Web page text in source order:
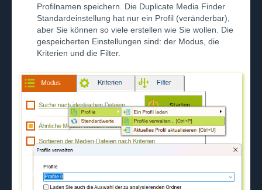
Profilnamen speichern. Die Duplicate Media Finder
Standardeinstellung hat nur ein Profil (veränderbar),
aber Sie können so viele erstellen wie Sie wollen. Die
gespeicherten Einstellungen sind: der Modus, die
Kriterien und die Filter.